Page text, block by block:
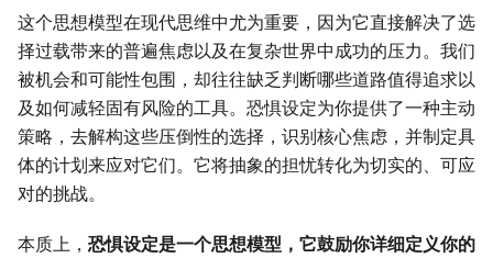
这个思想模型在现代思维中尤为重要，因为它直接解决了选
择过载带来的普遍焦虑以及在复杂世界中成功的压力。我们
被机会和可能性包围，却往往缺乏判断哪些道路值得追求以
及如何减轻固有风险的工具。恐惧设定为你提供了一种主动
策略，去解构这些压倒性的选择，识别核心焦虑，并制定具
体的计划来应对它们。它将抽象的担忧转化为切实的、可应
对的挑战。
本质上， 恐惧设定是一个思想模型，它鼓励你详细定义你的